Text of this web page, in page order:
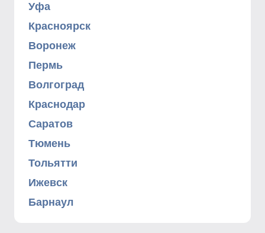
Уфа
Красноярск
Воронеж
Пермь
Волгоград
Краснодар
Саратов
Тюмень
Тольятти
Ижевск
Барнаул